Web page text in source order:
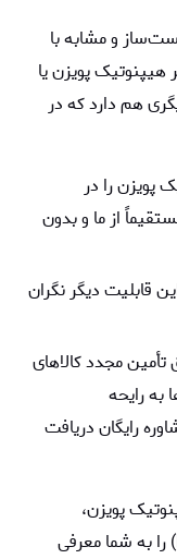
و مشابه با
پویزن یا
هم دارد که در
را در
100 میلی‌گرم) مستقیماً از ما و بدون
قابلیت دیگر نگران
مجدد کالاهای
رایحه
رایگان دریافت
پویزن،
(Dior Joy) را به شما معرفی